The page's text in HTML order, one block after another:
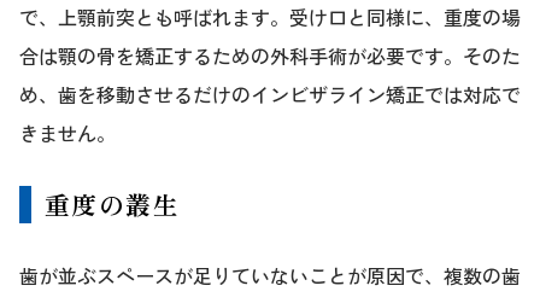
で、上顎前突とも呼ばれます。受け口と同様に、重度の場
合は顎の骨を矯正するための外科手術が必要です。そのた
め、歯を移動させるだけのインビザライン矯正では対応で
きません。
重度の叢生
歯が並ぶスペースが足りていないことが原因で、複数の歯